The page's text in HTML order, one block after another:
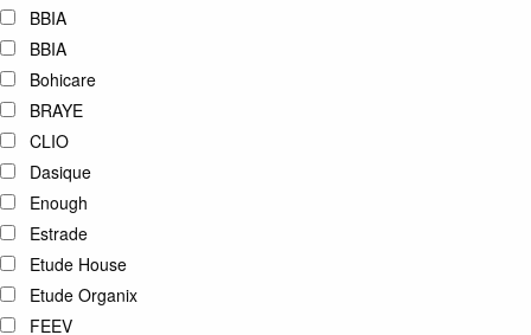
BBIA
BBIA
Bohicare
BRAYE
CLIO
Dasique
Enough
Estrade
Etude House
Etude Organix
FEEV